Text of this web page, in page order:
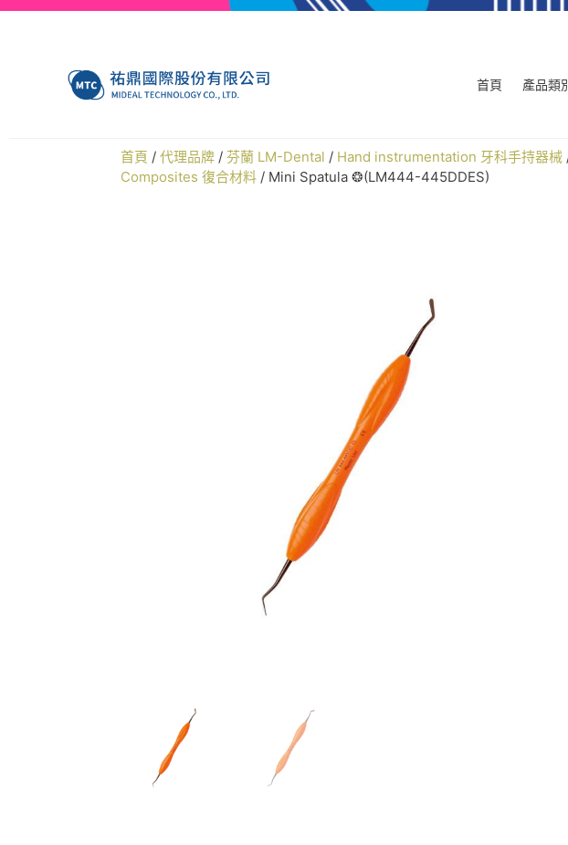
首頁 產品類
首頁 / 代理品牌 / 芬蘭 LM-Dental / Hand instrumentation 牙科手持器械
Composites 復合材料 / Mini Spatula ❂(LM444-445DDES)